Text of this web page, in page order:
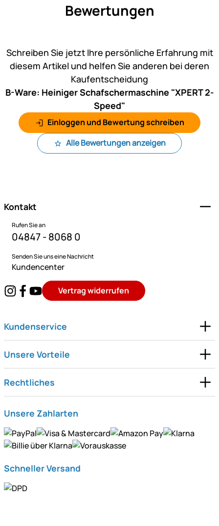
Bewertungen
Schreiben Sie jetzt Ihre persönliche Erfahrung mit
diesem Artikel und helfen Sie anderen bei deren
Kaufentscheidung
B-Ware: Heiniger Schafschermaschine "XPERT 2-
Speed"
Einloggen und Bewertung schreiben
Alle Bewertungen anzeigen
Kontakt
Rufen Sie an
04847 - 8068 0
Senden Sie uns eine Nachricht
Kundencenter
Vertrag widerrufen
Kundenservice
Unsere Vorteile
Rechtliches
Unsere Zahlarten
Schneller Versand